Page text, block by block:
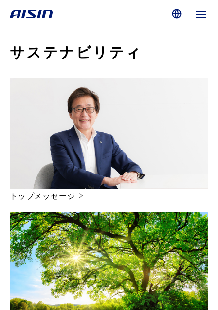
サステナビリティ
トップメッセージ